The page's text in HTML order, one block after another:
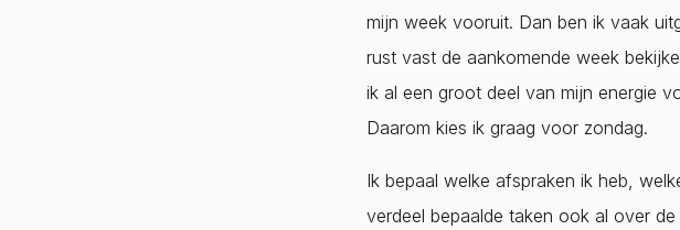
mijn week vooruit. Dan ben ik vaak
rust vast de aankomende week
ik al een groot deel van mijn energie
Daarom kies ik graag voor zondag.
Ik bepaal welke afspraken ik heb,
verdeel bepaalde taken ook al over